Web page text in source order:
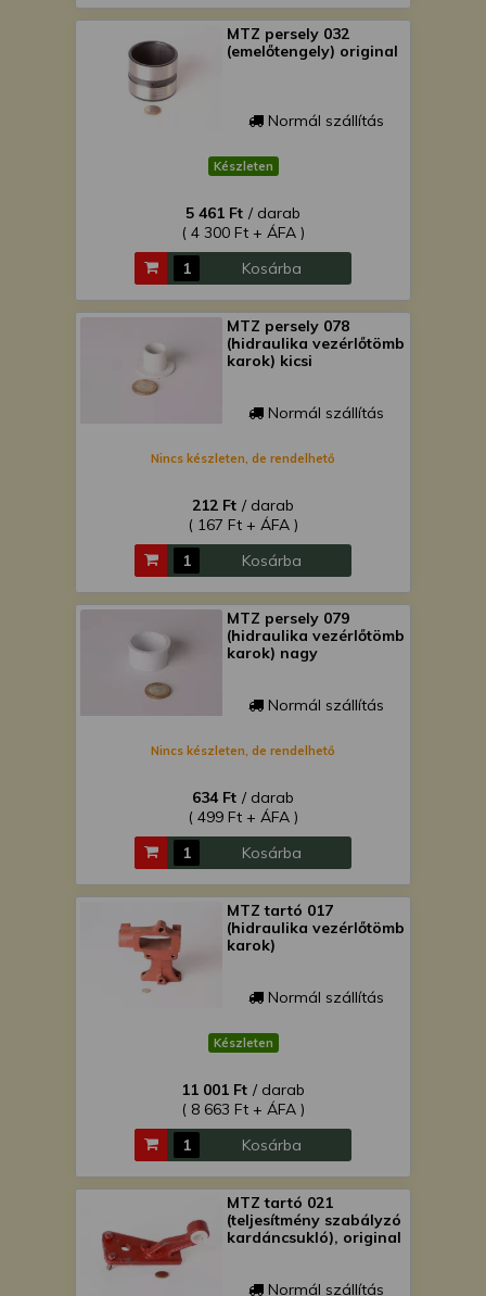
MTZ persely 032
(emelőtengely) original
Normál szállítás
Készleten
5 461 Ft / darab
( 4 300 Ft + ÁFA )
Kosárba
MTZ persely 078
(hidraulika vezérlőtömb
karok) kicsi
Normál szállítás
Nincs készleten, de rendelhető
212 Ft / darab
( 167 Ft + ÁFA )
Kosárba
MTZ persely 079
(hidraulika vezérlőtömb
karok) nagy
Normál szállítás
Nincs készleten, de rendelhető
634 Ft / darab
( 499 Ft + ÁFA )
Kosárba
MTZ tartó 017
(hidraulika vezérlőtömb
karok)
Normál szállítás
Készleten
11 001 Ft / darab
( 8 663 Ft + ÁFA )
Kosárba
MTZ tartó 021
(teljesítmény szabályzó
kardáncsukló), original
Normál szállítás